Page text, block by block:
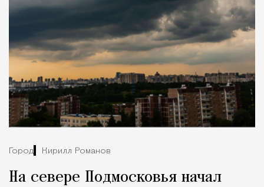
Город Кирилл Романов
На севере Подмосковья начал